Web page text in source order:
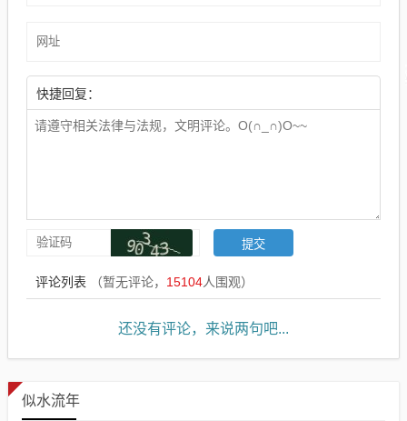
快捷回复：
评论列表 （暂无评论， 15104人围观）
还没有评论，来说两句吧...
似水流年